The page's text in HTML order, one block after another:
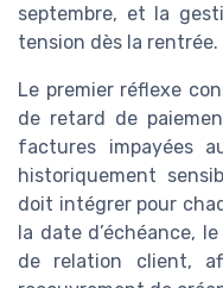
septembre, et la
tension dès la rentrée.
Le premier réflexe
de retard de
factures impayées
historiquement
doit intégrer pour
la date d’échéance,
de relation client,